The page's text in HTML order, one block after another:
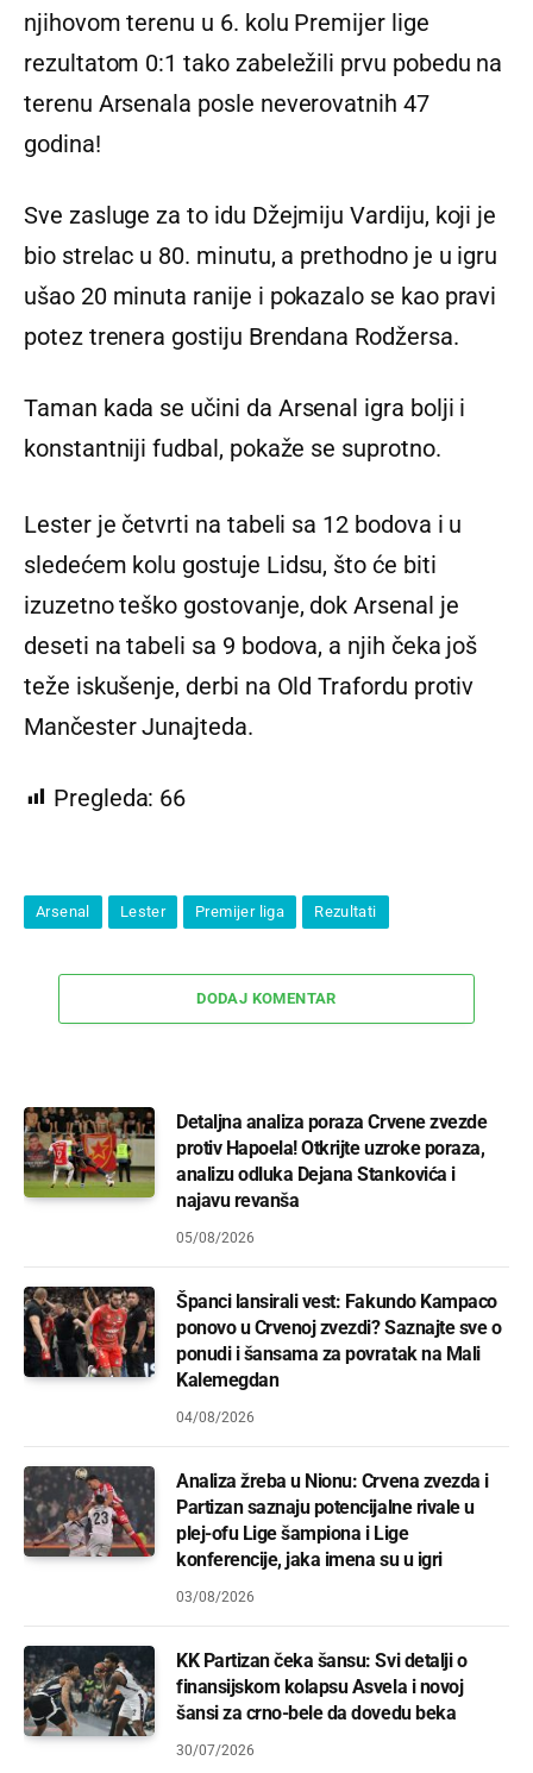
njihovom terenu u 6. kolu Premijer lige
rezultatom 0:1 tako zabeležili prvu pobedu na
terenu Arsenala posle neverovatnih 47
godina!
Sve zasluge za to idu Džejmiju Vardiju, koji je
bio strelac u 80. minutu, a prethodno je u igru
ušao 20 minuta ranije i pokazalo se kao pravi
potez trenera gostiju Brendana Rodžersa.
Taman kada se učini da Arsenal igra bolji i
konstantniji fudbal, pokaže se suprotno.
Lester je četvrti na tabeli sa 12 bodova i u
sledećem kolu gostuje Lidsu, što će biti
izuzetno teško gostovanje, dok Arsenal je
deseti na tabeli sa 9 bodova, a njih čeka još
teže iskušenje, derbi na Old Trafordu protiv
Mančester Junajteda.
Pregleda: 66
Arsenal Lester Premijer liga Rezultati
DODAJ KOMENTAR
Detaljna analiza poraza Crvene zvezde
protiv Hapoela! Otkrijte uzroke poraza,
analizu odluka Dejana Stankovića i
najavu revanša
05/08/2026
Španci lansirali vest: Fakundo Kampaco
ponovo u Crvenoj zvezdi? Saznajte sve o
ponudi i šansama za povratak na Mali
Kalemegdan
04/08/2026
Analiza žreba u Nionu: Crvena zvezda i
Partizan saznaju potencijalne rivale u
plej-ofu Lige šampiona i Lige
konferencije, jaka imena su u igri
03/08/2026
KK Partizan čeka šansu: Svi detalji o
finansijskom kolapsu Asvela i novoj
šansi za crno-bele da dovedu beka
30/07/2026